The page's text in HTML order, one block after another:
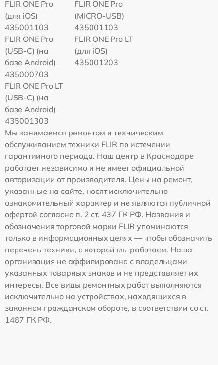
FLIR ONE Pro
(для iOS)
435001103
FLIR ONE Pro
(MICRO-USB)
435001103
FLIR ONE Pro
(USB-C) (на
базе Android)
435000703
FLIR ONE Pro LT
(для iOS)
435001203
FLIR ONE Pro LT
(USB-C) (на
базе Android)
435001303
Мы занимаемся ремонтом и техническим
обслуживанием техники FLIR по истечении
гарантийного периода. Наш центр в Краснодаре
работает независимо и не имеет официальной
авторизации от производителя. Цены на ремонт,
указанные на сайте, носят исключительно
ознакомительный характер и не являются публичной
офертой согласно п. 2 ст. 437 ГК РФ. Названия и
обозначения торговой марки FLIR упоминаются
только в информационных целях — чтобы обозначить
перечень техники, с которой мы работаем. Наша
организация не аффилирована с владельцами
указанных товарных знаков и не представляет их
интересы. Все виды ремонтных работ выполняются
исключительно на устройствах, находящихся в
законном гражданском обороте, в соответствии со ст.
1487 ГК РФ.